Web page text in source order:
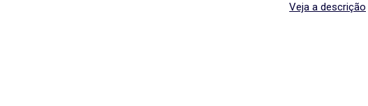
Veja a descrição